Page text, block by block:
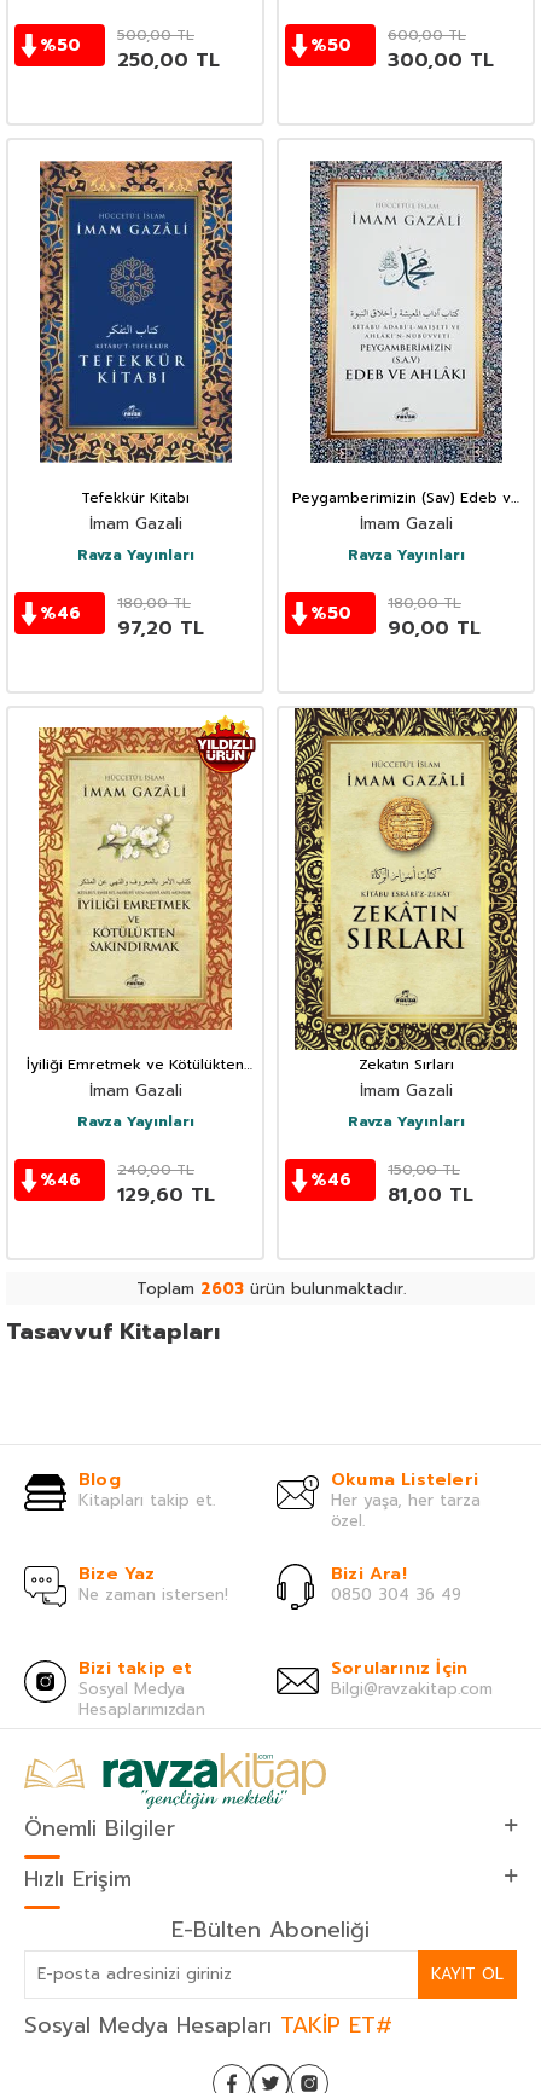
%50 500,00TL
250,00 TL
%50 600,00TL
300,00 TL
Tefekkür Kitabı
İmam Gazali
Ravza Yayınları
%46 180,00TL
97,20 TL
Peygamberimizin (Sav) Edeb ve
Ahlakı
İmam Gazali
Ravza Yayınları
%50 180,00TL
90,00 TL
İyiliği Emretmek ve Kötülükten
Sakindirmak
İmam Gazali
Ravza Yayınları
%46 240,00TL
129,60 TL
Zekatın Sırları
İmam Gazali
Ravza Yayınları
%46 150,00TL
81,00 TL
Toplam 2603ürün bulunmaktadır.
Tasavvuf Kitapları
Blog
Kitapları takip et.
Okuma Listeleri
Her yaşa, her tarza
özel.
Bize Yaz
Ne zaman istersen!
Bizi Ara!
0850 304 36 49
Bizi takip et
Sosyal Medya
Hesaplarımızdan
Sorularınız İçin
Bilgi@ravzakitap.com
Önemli Bilgiler
Hızlı Erişim
E-Bülten Aboneliği
KAYIT OL
Sosyal Medya Hesapları TAKİP ET#